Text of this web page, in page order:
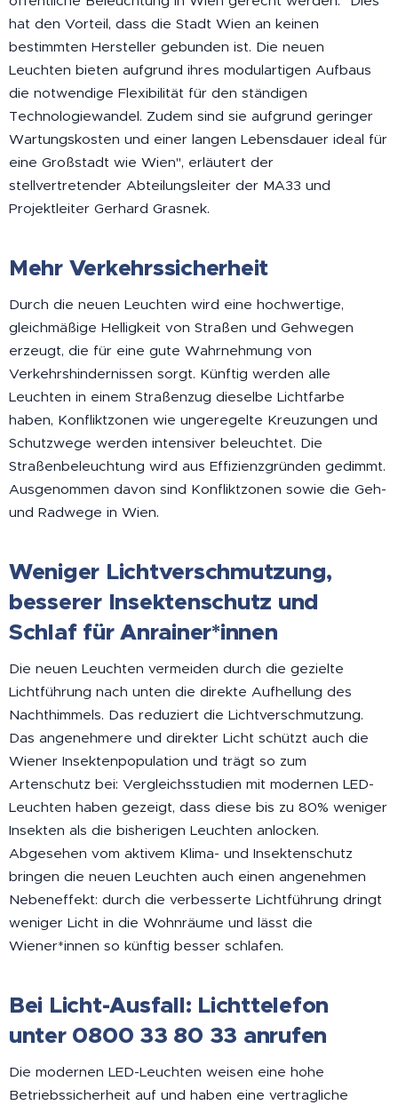
hat den Vorteil, dass die Stadt Wien an keinen
bestimmten Hersteller gebunden ist. Die neuen
Leuchten bieten aufgrund ihres modulartigen Aufbaus
die notwendige Flexibilität für den ständigen
Technologiewandel. Zudem sind sie aufgrund geringer
Wartungskosten und einer langen Lebensdauer ideal für
eine Großstadt wie Wien", erläutert der
stellvertretender Abteilungsleiter der MA33 und
Projektleiter Gerhard Grasnek.
Mehr Verkehrssicherheit
Durch die neuen Leuchten wird eine hochwertige,
gleichmäßige Helligkeit von Straßen und Gehwegen
erzeugt, die für eine gute Wahrnehmung von
Verkehrshindernissen sorgt. Künftig werden alle
Leuchten in einem Straßenzug dieselbe Lichtfarbe
haben, Konfliktzonen wie ungeregelte Kreuzungen und
Schutzwege werden intensiver beleuchtet. Die
Straßenbeleuchtung wird aus Effizienzgründen gedimmt.
Ausgenommen davon sind Konfliktzonen sowie die Geh-
und Radwege in Wien.
Weniger Lichtverschmutzung,
besserer Insektenschutz und
Schlaf für Anrainer*innen
Die neuen Leuchten vermeiden durch die gezielte
Lichtführung nach unten die direkte Aufhellung des
Nachthimmels. Das reduziert die Lichtverschmutzung.
Das angenehmere und direkter Licht schützt auch die
Wiener Insektenpopulation und trägt so zum
Artenschutz bei: Vergleichsstudien mit modernen LED-
Leuchten haben gezeigt, dass diese bis zu 80% weniger
Insekten als die bisherigen Leuchten anlocken.
Abgesehen vom aktivem Klima- und Insektenschutz
bringen die neuen Leuchten auch einen angenehmen
Nebeneffekt: durch die verbesserte Lichtführung dringt
weniger Licht in die Wohnräume und lässt die
Wiener*innen so künftig besser schlafen.
Bei Licht-Ausfall: Lichttelefon
unter 0800 33 80 33 anrufen
Die modernen LED-Leuchten weisen eine hohe
Betriebssicherheit auf und haben eine vertragliche